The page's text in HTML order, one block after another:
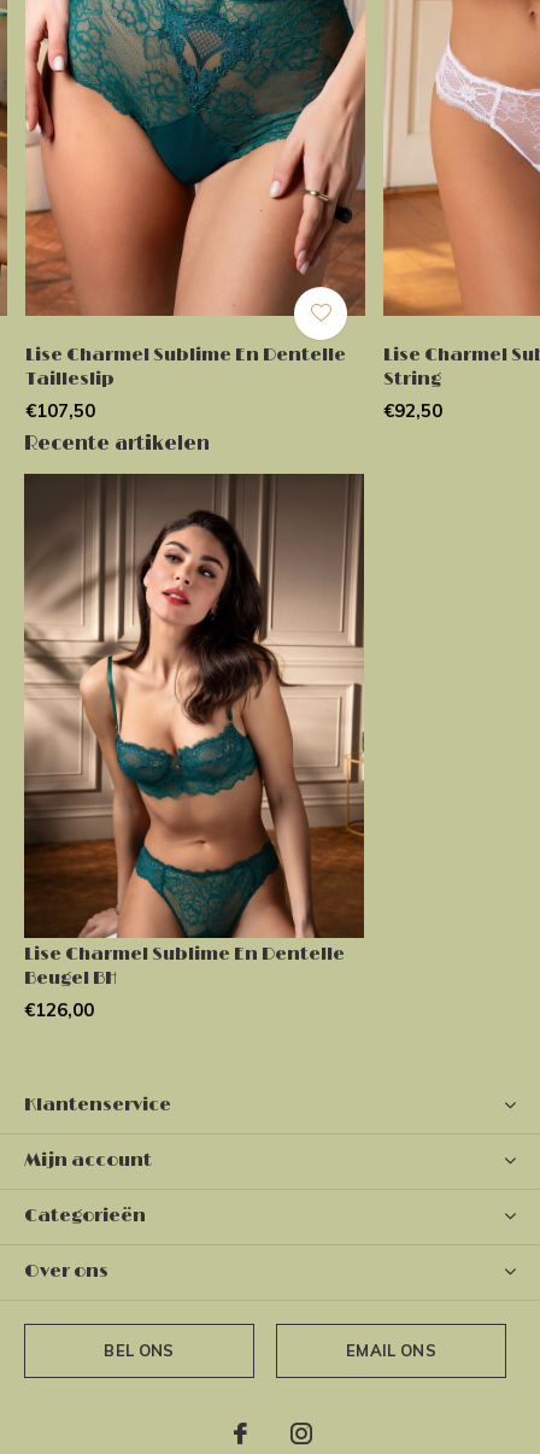
Lise Charmel Sublime En Dentelle
Tailleslip
€107,50
Lise Charmel
String
€92,50
Recente artikelen
Lise Charmel Sublime En Dentelle
Beugel BH
€126,00
Klantenservice
Mijn account
Categorieën
Over ons
BEL ONS EMAIL ONS